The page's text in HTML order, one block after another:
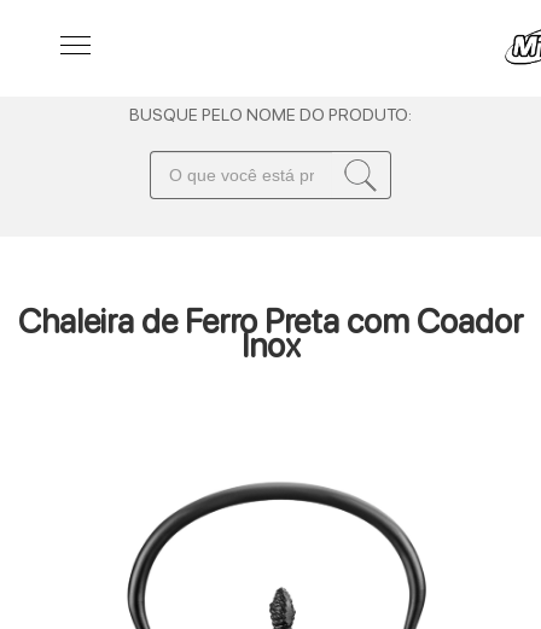
BUSQUE PELO NOME DO PRODUTO:
Chaleira de Ferro Preta com Coador
Inox